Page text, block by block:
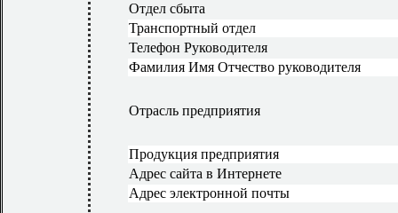
Отдел сбыта
Транспортный отдел
Телефон Руководителя
Фамилия Имя Отчество руководителя
Отрасль предприятия
Продукция предприятия
Адрес сайта в Интернете
Адрес электронной почты